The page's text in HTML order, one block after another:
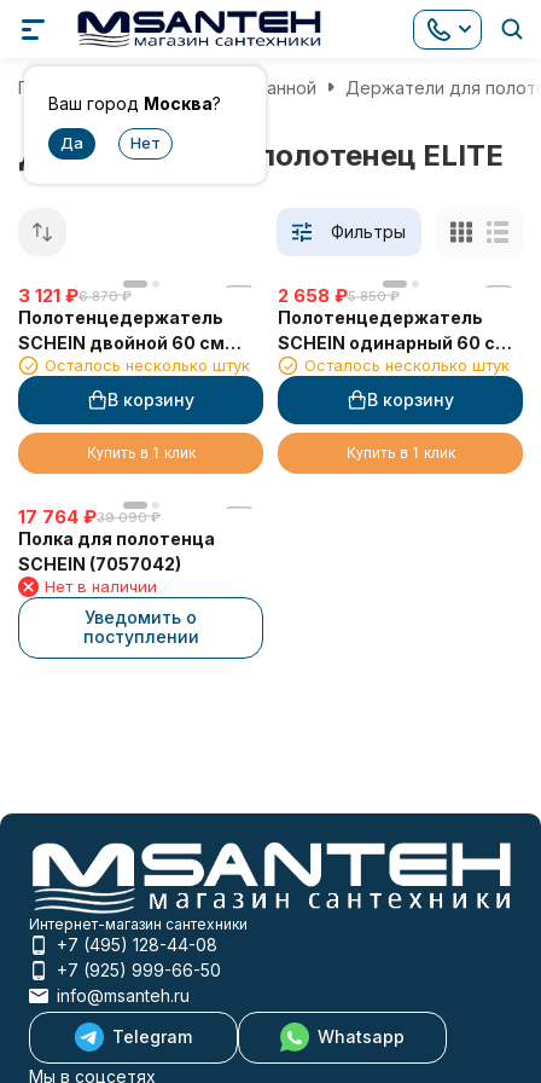
Ваш город Москва?
Главная Аксессуары для ванной Держатели для
Держатели для полотенец ELITE
Фильтры
3 121 ₽6 870 ₽
Полотенцедержатель
SCHEIN двойной 60 см
(7057040)
Осталось несколько штук
В корзину
Купить в 1 клик
2 658 ₽5 850 ₽
Полотенцедержатель
SCHEIN одинарный 60 см
(7057037)
Осталось несколько штук
В корзину
Купить в 1 клик
17 764 ₽39 090 ₽
Полка для полотенца
SCHEIN (7057042)
Нет в наличии
Уведомить о
поступлении
Интернет-магазин сантехники
+7 (495) 128-44-08
+7 (925) 999-66-50
info@msanteh.ru
Telegram
Whatsapp
Мы в соцсетях